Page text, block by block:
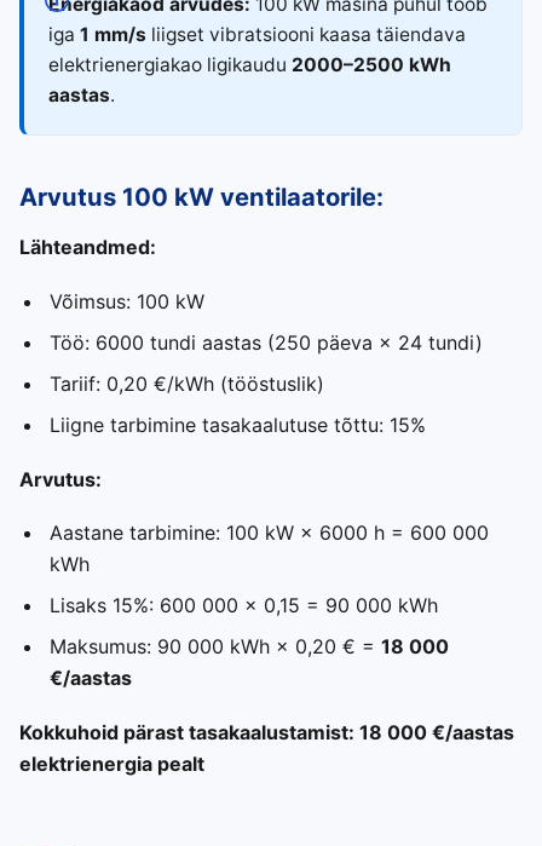
iga 1 mm/s liigset vibratsiooni kaasa täiendava
elektrienergiakao ligikaudu 2000–2500 kWh
aastas.
Arvutus 100 kW ventilaatorile:
Lähteandmed:
Võimsus: 100 kW
Töö: 6000 tundi aastas (250 päeva × 24 tundi)
Tariif: 0,20 €/kWh (tööstuslik)
Liigne tarbimine tasakaalutuse tõttu: 15%
Arvutus:
Aastane tarbimine: 100 kW × 6000 h = 600 000
kWh
Lisaks 15%: 600 000 × 0,15 = 90 000 kWh
Maksumus: 90 000 kWh × 0,20 € = 18 000
€/aastas
Kokkuhoid pärast tasakaalustamist: 18 000 €/aastas
elektrienergia pealt